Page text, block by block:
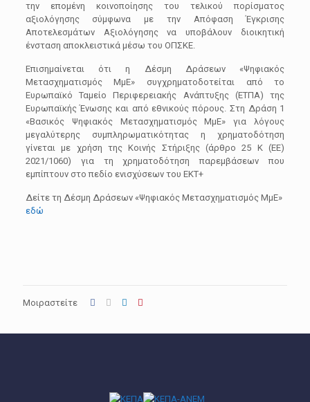
την επομένη κοινοποίησης του τελικού πορίσματος
αξιολόγησης σύμφωνα με την Απόφαση Έγκρισης
Αποτελεσμάτων Αξιολόγησης να υποβάλουν διοικητική
ένσταση αποκλειστικά μέσω του ΟΠΣΚΕ.
Επισημαίνεται ότι η Δέσμη Δράσεων «Ψηφιακός
Μετασχηματισμός ΜμΕ» συγχρηματοδοτείται από το
Ευρωπαϊκό Ταμείο Περιφερειακής Ανάπτυξης (ΕΤΠΑ) της
Ευρωπαϊκής Ένωσης και από εθνικούς πόρους. Στη Δράση 1
«Βασικός Ψηφιακός Μετασχηματισμός ΜμΕ» για λόγους
μεγαλύτερης συμπληρωματικότητας η χρηματοδότηση
γίνεται με χρήση της Κοινής Στήριξης (άρθρο 25 Κ (ΕΕ)
2021/1060) για τη χρηματοδότηση παρεμβάσεων που
εμπίπτουν στο πεδίο ενισχύσεων του ΕΚΤ+
Δείτε τη Δέσμη Δράσεων «Ψηφιακός Μετασχηματισμός ΜμΕ»
εδώ
Μοιραστείτε